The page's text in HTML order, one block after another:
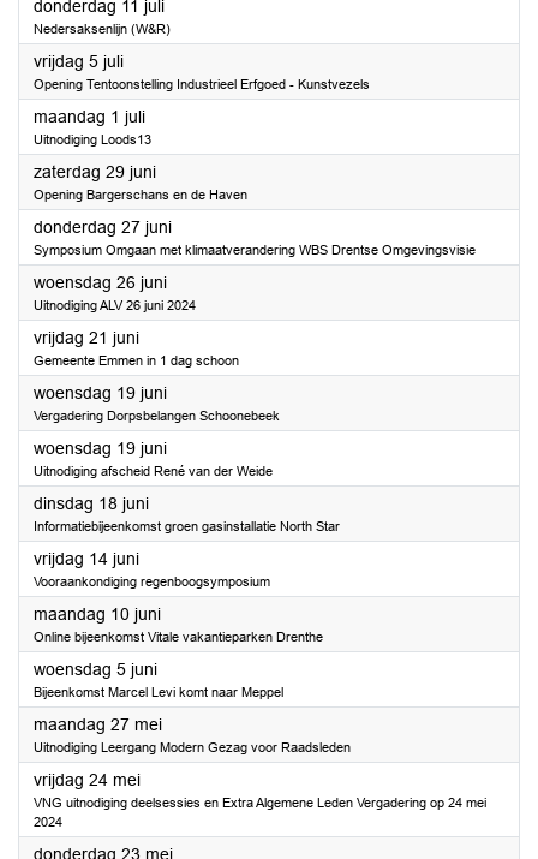
donderdag 11 juli2024
Nedersaksenlijn (W&R)
vrijdag 5 juli2024
Opening Tentoonstelling Industrieel Erfgoed - Kunstvezels
maandag 1 juli2024
Uitnodiging Loods13
zaterdag 29 juni2024
Opening Bargerschans en de Haven
donderdag 27 juni2024
Symposium Omgaan met klimaatverandering WBS Drentse Omgevingsvisie
woensdag 26 juni2024
Uitnodiging ALV 26 juni 2024
vrijdag 21 juni2024
Gemeente Emmen in 1 dag schoon
woensdag 19 juni2024
Vergadering Dorpsbelangen Schoonebeek
woensdag 19 juni2024
Uitnodiging afscheid René van der Weide
dinsdag 18 juni2024
Informatiebijeenkomst groen gasinstallatie North Star
vrijdag 14 juni2024
Vooraankondiging regenboogsymposium
maandag 10 juni2024
Online bijeenkomst Vitale vakantieparken Drenthe
woensdag 5 juni2024
Bijeenkomst Marcel Levi komt naar Meppel
maandag 27 mei2024
Uitnodiging Leergang Modern Gezag voor Raadsleden
vrijdag 24 mei2024
VNG uitnodiging deelsessies en Extra Algemene Leden Vergadering op 24 mei
2024
donderdag 23 mei2024